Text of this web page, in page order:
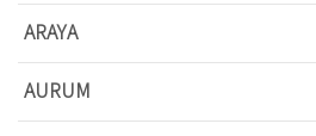
ARAYA
AURUM